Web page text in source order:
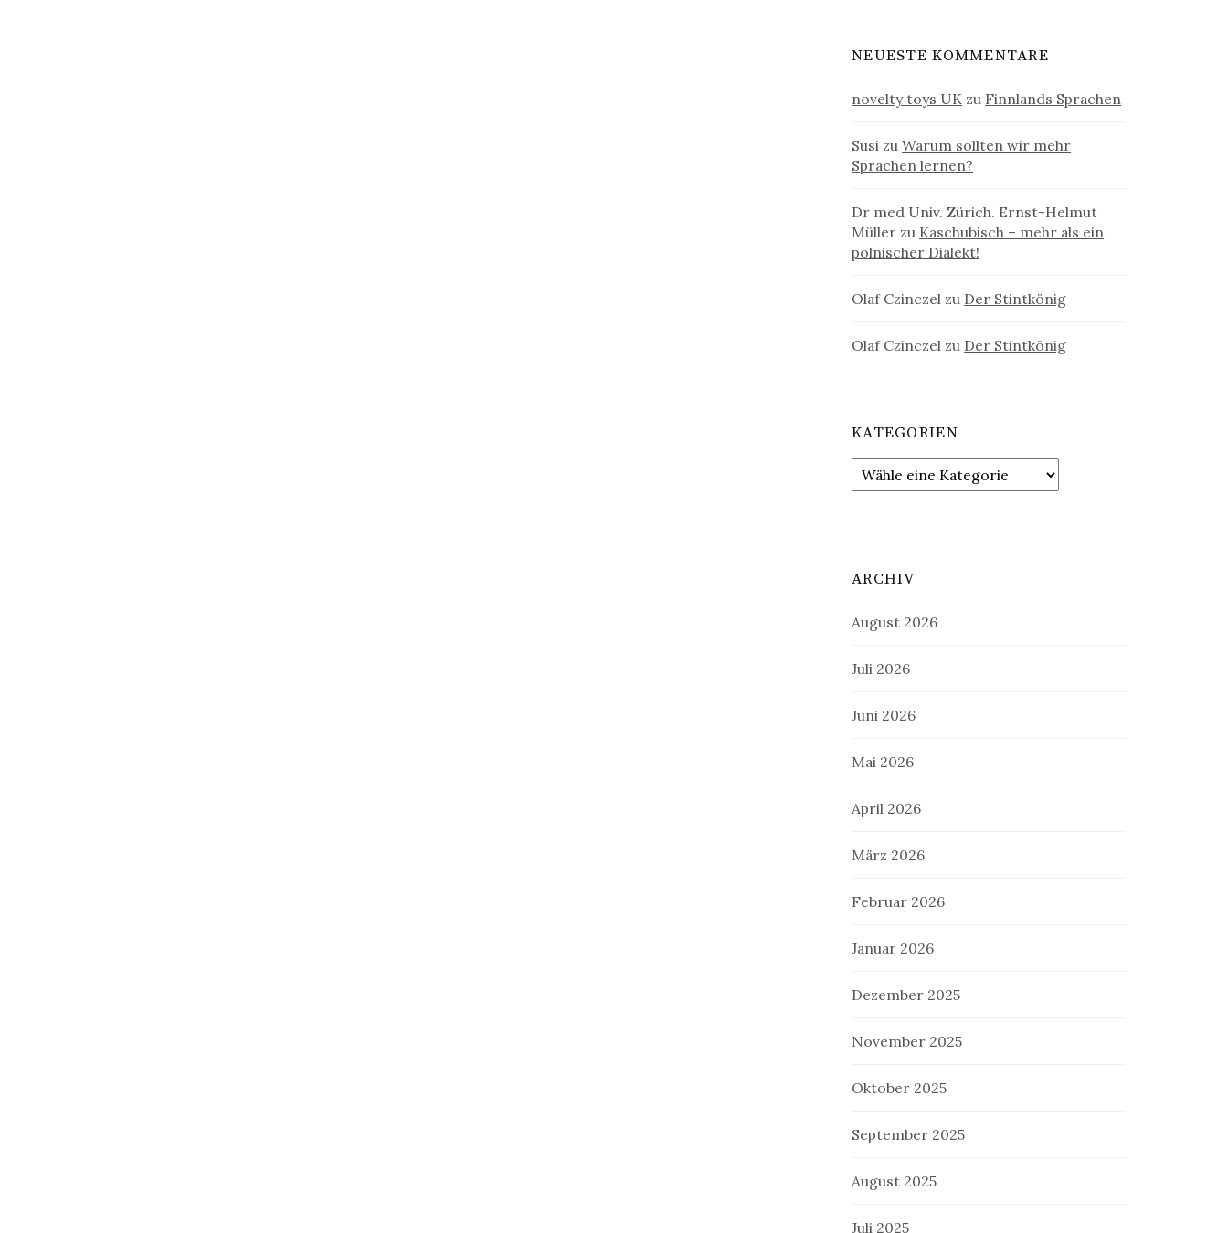
NEUESTE KOMMENTARE
novelty toys UK zu Finnlands Sprachen
Susi zuWarum sollten wir mehr
Sprachen lernen?
Dr med Univ. Zürich. Ernst-Helmut
Müller zu Kaschubisch – mehr als ein
polnischer Dialekt!
Olaf Czinczel zu Der Stintkönig
Olaf Czinczel zu Der Stintkönig
KATEGORIEN
ARCHIV
August 2026
Juli 2026
Juni 2026
Mai 2026
April 2026
März 2026
Februar 2026
Januar 2026
Dezember 2025
November 2025
Oktober 2025
September 2025
August 2025
Juli 2025